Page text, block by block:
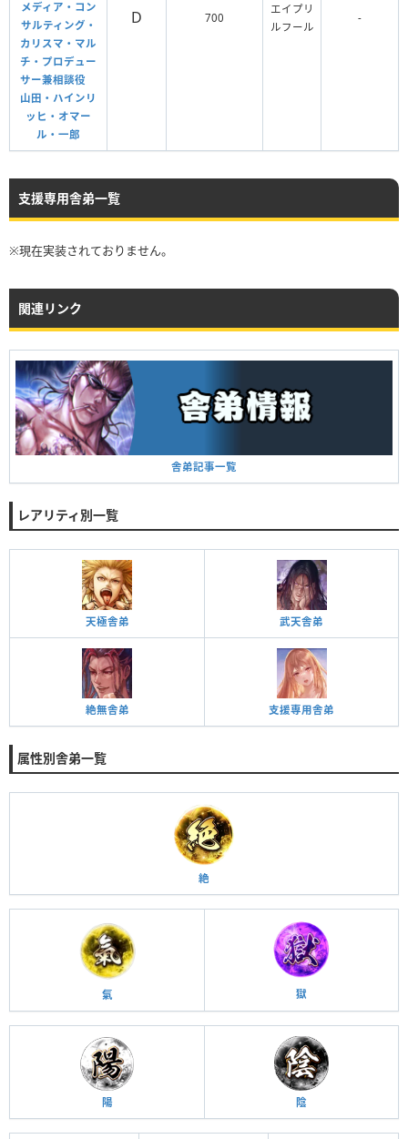
舎弟 限定
ハイヴォルテー
ジ 陣内隼人
破戒の百花王 雅
楓華
覇王 キング
D 3億9366万3912 ガチャ
豹牙
D 3億2674万4228 ガチャ ‐
女帝 慈香蓮
D ガチャ
評価点 限定
D 178,050 ガチャ ‐
74,264
破壊の鬼神 陣内
D ガチャ
絶対王者 キング
D ガチャ
D 21,047 ガチャ ‐
メディア・コン
サルティング・
カリスマ・マル
チ・プロデュー
サー兼相談役
山田・ハインリ
ッヒ・オマー
ル・一郎
D 700
エイプリ
ルフール
‐
支援専用舎弟一覧
※現在実装されておりません。
関連リンク
舎弟記事一覧
レアリティ別一覧
天極舎弟 武天舎弟
絶無舎弟 支援専用舎弟
属性別舎弟一覧
絶
氣 獄
陽 陰